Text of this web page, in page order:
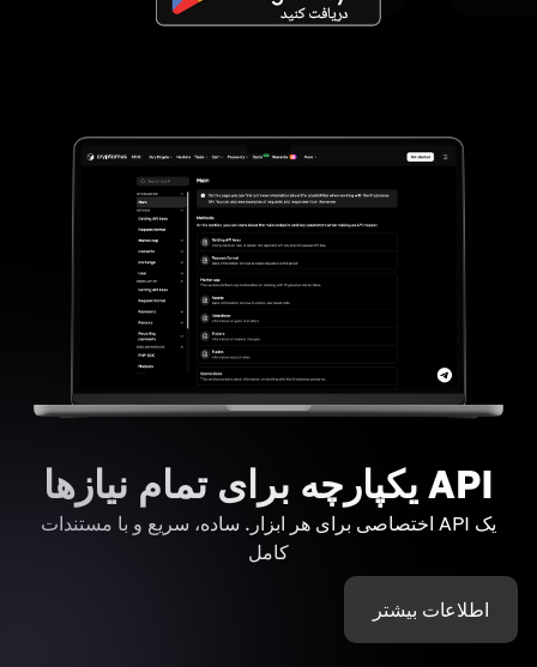
API یکپارچه برای تمام نیازها
یک API اختصاصی برای هر ابزار. ساده، سریع و با مستندات
کامل
اطلاعات بیشتر